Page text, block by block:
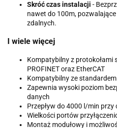
Skróć czas instalacji -
nawet do 100m,
zdalnych.
I wiele więcej
Kompatybilny z protokołami
PROFINET oraz EtherCAT
Kompatybilny ze
Zapewnia wysoki poziom
danych
Przepływ do 4000 l/min przy
Wielkości portów
Montaż modułowy i